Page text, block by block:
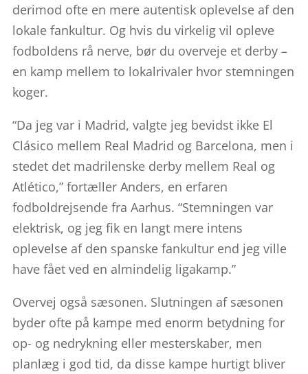
derimod ofte en mere autentisk oplevelse af den
lokale fankultur. Og hvis du virkelig vil opleve
fodboldens rå nerve, bør du overveje et derby –
en kamp mellem to lokalrivaler hvor stemningen
koger.
“Da jeg var i Madrid, valgte jeg bevidst ikke El
Clásico mellem Real Madrid og Barcelona, men i
stedet det madrilenske derby mellem Real og
Atlético,” fortæller Anders, en erfaren
fodboldrejsende fra Aarhus. “Stemningen var
elektrisk, og jeg fik en langt mere intens
oplevelse af den spanske fankultur end jeg ville
have fået ved en almindelig ligakamp.”
Overvej også sæsonen. Slutningen af sæsonen
byder ofte på kampe med enorm betydning for
op- og nedrykning eller mesterskaber, men
planlæg i god tid, da disse kampe hurtigt bliver